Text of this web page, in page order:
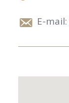
E-mail: